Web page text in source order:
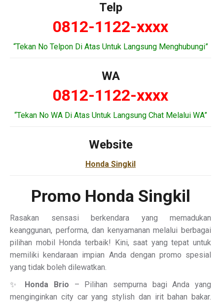
Telp
0812-1122-xxxx
“Tekan No Telpon Di Atas Untuk Langsung Menghubungi”
WA
0812-1122-xxxx
“Tekan No WA Di Atas Untuk Langsung Chat Melalui WA”
Website
Honda Singkil
Promo Honda Singkil
Rasakan sensasi berkendara yang memadukan
keanggunan, performa, dan kenyamanan melalui berbagai
pilihan mobil Honda terbaik! Kini, saat yang tepat untuk
memiliki kendaraan impian Anda dengan promo spesial
yang tidak boleh dilewatkan.
✨ Honda Brio – Pilihan sempurna bagi Anda yang
menginginkan city car yang stylish dan irit bahan bakar.